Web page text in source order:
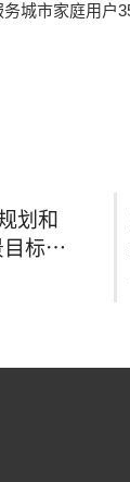
城市家庭用户
划和
标纲
业行业